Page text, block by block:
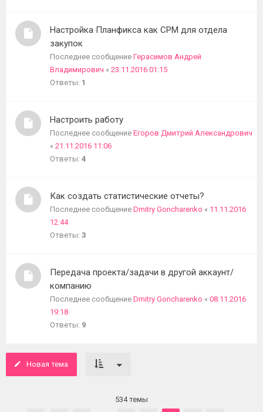
Настройка Планфикса как СРМ для отдела
закупок
Последнее сообщение Герасимов Андрей
Владимирович « 23.11.2016 01:15
Ответы: 1
Настроить работу
Последнее сообщение Егоров Дмитрий Александрович
« 21.11.2016 11:06
Ответы: 4
Как создать статистические отчеты?
Последнее сообщение Dmitry Goncharenko « 11.11.2016
12:44
Ответы: 3
Передача проекта/задачи в другой аккаунт/
компанию
Последнее сообщение Dmitry Goncharenko « 08.11.2016
19:18
Ответы: 9
Новая тема
534 темы